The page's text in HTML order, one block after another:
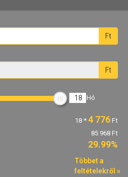
Ft
Ft
18 Hó
18 * 4 776 Ft
85 968 Ft
29.99%
Többet a
feltételekről »